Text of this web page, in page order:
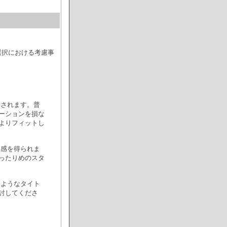
における考慮事
れます。普
ションを損な
りフィットし
を得られま
たりめのスタ
うなタイト
してくださ